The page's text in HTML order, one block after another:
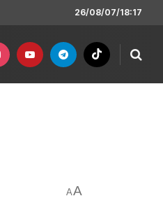
26/08/07/18:17
AA